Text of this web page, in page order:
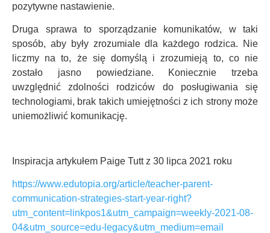
pozytywne nastawienie.
Druga sprawa to sporządzanie komunikatów, w taki
sposób, aby były zrozumiale dla każdego rodzica. Nie
liczmy na to, że się domyślą i zrozumieją to, co nie
zostało jasno powiedziane. Koniecznie trzeba
uwzględnić zdolności rodziców do posługiwania się
technologiami, brak takich umiejętności z ich strony może
uniemożliwić komunikację.
Inspiracja artykułem Paige Tutt z 30 lipca 2021 roku
https://www.edutopia.org/article/teacher-parent-
communication-strategies-start-year-right?
utm_content=linkpos1&utm_campaign=weekly-2021-08-
04&utm_source=edu-legacy&utm_medium=email